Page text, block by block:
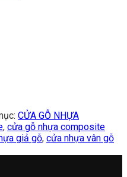
CỬA GỖ NHỰA
, cửa gỗ nhựa composite
giả gỗ, cửa nhựa vân gỗ